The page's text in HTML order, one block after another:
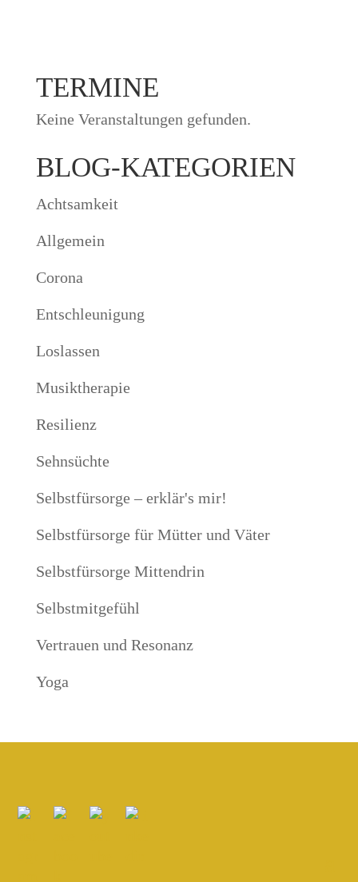
TERMINE
Keine Veranstaltungen gefunden.
BLOG-KATEGORIEN
Achtsamkeit
Allgemein
Corona
Entschleunigung
Loslassen
Musiktherapie
Resilienz
Sehnsüchte
Selbstfürsorge – erklär's mir!
Selbstfürsorge für Mütter und Väter
Selbstfürsorge Mittendrin
Selbstmitgefühl
Vertrauen und Resonanz
Yoga